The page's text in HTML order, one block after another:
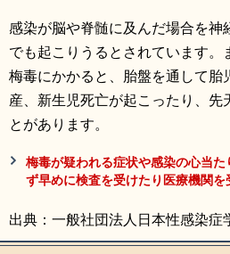
感染が脳や脊髄に及んだ場合を神
でも起こりうるとされています。
梅毒にかかると、胎盤を通して胎
産、新生児死亡が起こったり、先
とがあります。
梅毒が疑われる症状や感染の心当
ず早めに検査を受けたり医療機関を
出典：一般社団法人日本性感染症